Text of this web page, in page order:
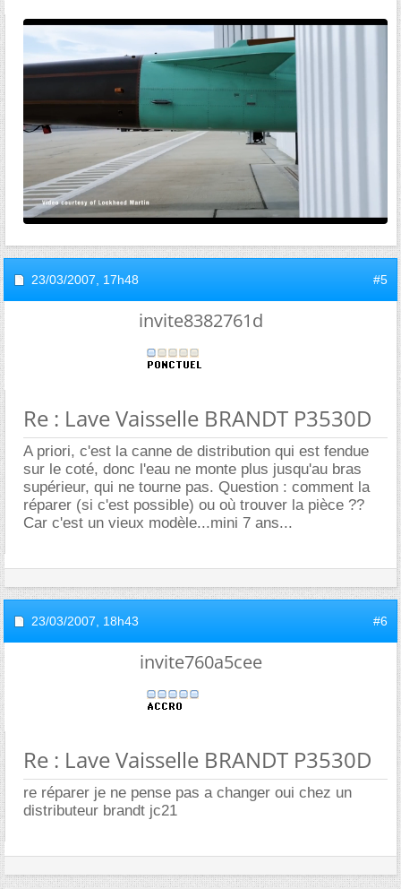
23/03/2007, 17h48 #5
invite8382761d
Re : Lave Vaisselle BRANDT P3530D
A priori, c'est la canne de distribution qui est fendue
sur le coté, donc l'eau ne monte plus jusqu'au bras
supérieur, qui ne tourne pas. Question : comment la
réparer (si c'est possible) ou où trouver la pièce ??
Car c'est un vieux modèle...mini 7 ans...
23/03/2007, 18h43 #6
invite760a5cee
Re : Lave Vaisselle BRANDT P3530D
re réparer je ne pense pas a changer oui chez un
distributeur brandt jc21